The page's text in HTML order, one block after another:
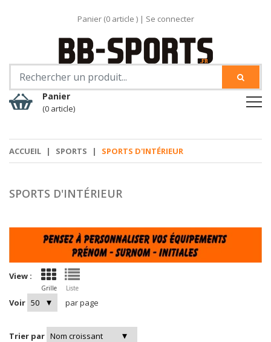
Panier (0article ) | Se connecter
Panier
(0 article)
ACCUEIL | SPORTS | SPORTS D'INTÉRIEUR
SPORTS D'INTÉRIEUR
View :
Grille Liste
Voir par page
Trier par